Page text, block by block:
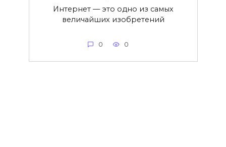
Интернет — это одно из самых
величайших изобретений
0 0